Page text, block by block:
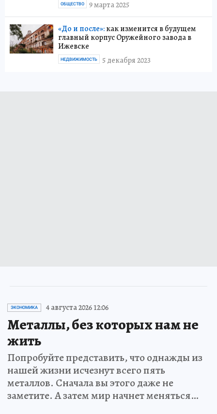
9 марта 2025
ОБЩЕСТВО
«До и после»:как изменится в будущем
главный корпус Оружейного завода в
Ижевске
5 декабря 2023
НЕДВИЖИМОСТЬ
ЭКОНОМИКА 4 августа 2026 12:06
Металлы, без которых нам не
жить
Попробуйте представить, что однажды из
нашей жизни исчезнут всего пять
металлов. Сначала вы этого даже не
заметите. А затем мир начнет меняться…